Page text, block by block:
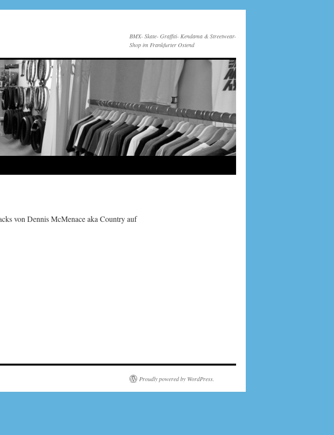
BMX- Skate- Graffiti- Kendama & Streetwear-
Shop im Frankfurter Ostend
von Dennis McMenace aka Country auf
Proudly powered by WordPress.